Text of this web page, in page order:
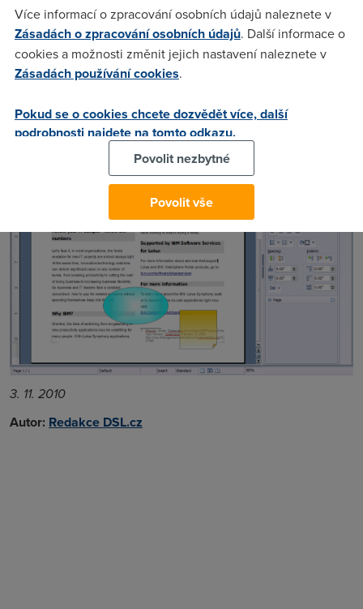
Spreadsheets a programu pro práci s prezentacemi LS
Presentations. Se všemi programy lze pracovat v rámci
jednoho okna, Lotus Symphony totiž podporuje práci s
panely (taby) podobně jako moderní webové prohlížeče.
čeština.
3. 11. 2010
Autor: Redakce DSL.cz
Více informací o zpracování osobních údajů naleznete v
Zásadách o zpracování osobních údajů. Další informace o
cookies a možnosti změnit jejich nastavení naleznete v
Zásadách používání cookies.
Pokud se o cookies chcete dozvědět více, další
podrobnosti najdete na tomto odkazu.
Povolit nezbytné
Povolit vše